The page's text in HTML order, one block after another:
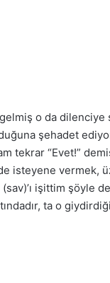
o da dilenciye
şehadet
tekrar “Evet!”
isteyene vermek,
işittim şöyle
ta o